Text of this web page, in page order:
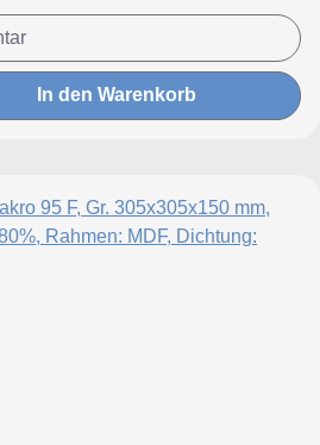
In den Warenkorb